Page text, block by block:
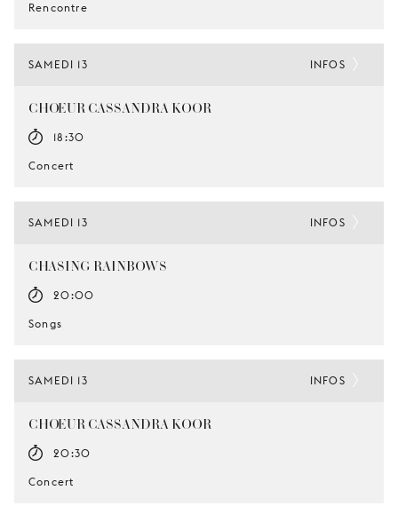
Rencontre
SAMEDI 13
CHŒUR CASSANDRA KOOR
18:30
Concert
INFOS
SAMEDI 13
CHASING RAINBOWS
20:00
Songs
INFOS
SAMEDI 13
CHŒUR CASSANDRA KOOR
20:30
Concert
INFOS